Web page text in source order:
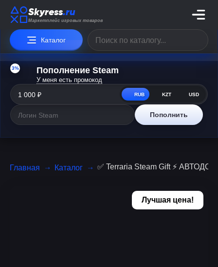
Skyress.ru
Маркетплейс игровых товаров
Каталог
3% Пополнение Steam
У меня есть промокод
RUB KZT USD
Пополнить
Главная Каталог ✅ Terraria Steam Gift ⚡
Лучшая цена!